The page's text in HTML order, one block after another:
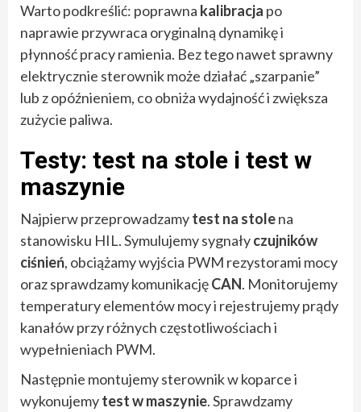
Warto podkreślić: poprawna kalibracja po
naprawie przywraca oryginalną dynamikę i
płynność pracy ramienia. Bez tego nawet sprawny
elektrycznie sterownik może działać „szarpanie”
lub z opóźnieniem, co obniża wydajność i zwiększa
zużycie paliwa.
Testy: test na stole i test w
maszynie
Najpierw przeprowadzamytest na stolena
stanowisku HIL. Symulujemy sygnałyczujników
ciśnień, obciążamy wyjścia PWM rezystorami mocy
oraz sprawdzamy komunikacjęCAN. Monitorujemy
temperatury elementów mocy i rejestrujemy prądy
kanałów przy różnych częstotliwościach i
wypełnieniach PWM.
Następnie montujemy sterownik w koparce i
wykonujemytest w maszynie. Sprawdzamy